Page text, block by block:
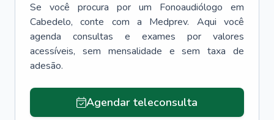
Se você procura por um Fonoaudiólogo
em
Cabedelo, conte com a Medprev. Aqui você
agenda consultas e exames por valores
acessíveis, sem mensalidade e sem taxa de
adesão.
Agendar teleconsulta